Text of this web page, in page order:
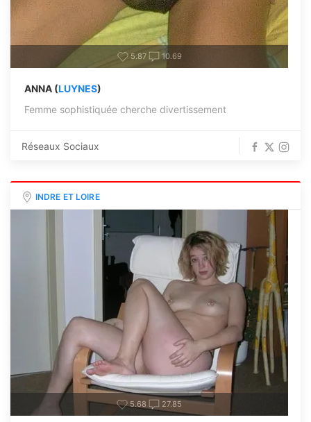
5.87 10.69
ANNA (LUYNES)
Femme sophistiquée cherche divertissement
Réseaux Sociaux
INDRE ET LOIRE
5.68 27.85